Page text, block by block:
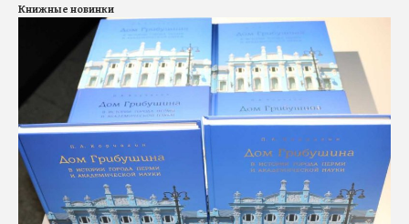
Книжные новинки